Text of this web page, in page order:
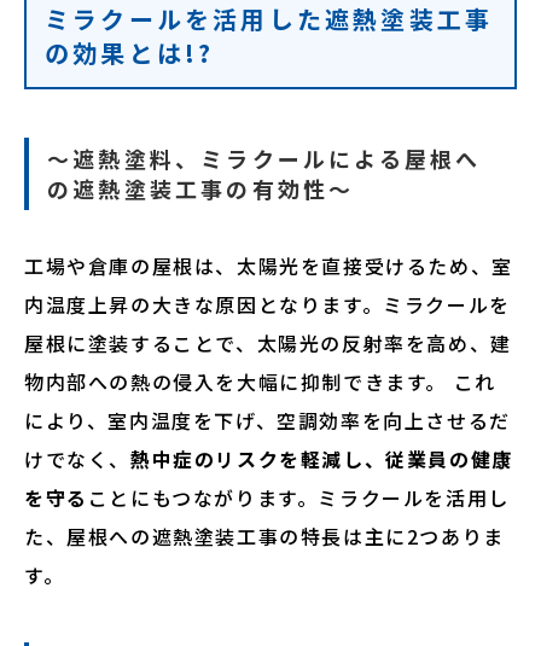
ミラクールを活用した遮熱塗装工事
の効果とは!?
～遮熱塗料、ミラクールによる屋根へ
の遮熱塗装工事の有効性～
工場や倉庫の屋根は、太陽光を直接受けるため、室
内温度上昇の大きな原因となります。ミラクールを
屋根に塗装することで、太陽光の反射率を高め、建
物内部への熱の侵入を大幅に抑制できます。 これ
により、室内温度を下げ、空調効率を向上させるだ
けでなく、 熱中症のリスクを軽減し、従業員の健康
を守る ことにもつながります。ミラクールを活用し
た、屋根への遮熱塗装工事の特長は主に2つありま
す。